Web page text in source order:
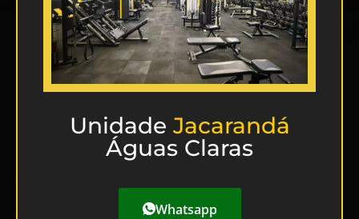
Unidade Jacarandá
Águas Claras
Whatsapp